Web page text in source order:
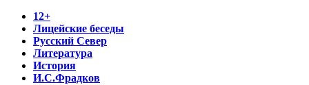
12+
Лицейские беседы
Русский Север
Литература
История
И.С.Фрадков